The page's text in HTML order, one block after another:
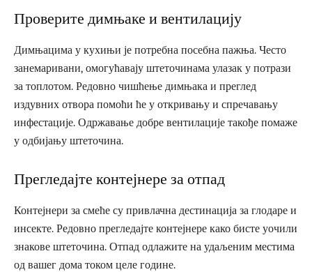
Проверите димњаке и вентилацију
Димњацима у кухињи је потребна посебна пажња. Често
занемаривани, омогућавају штеточинама улазак у потрази
за топлотом. Редовно чишћење димњака и преглед
издувних отвора помоћи ће у откривању и спречавању
инфестације. Одржавање добре вентилације такође помаже
у одбијању штеточина.
Прегледајте контејнере за отпад
Контејнери за смеће су привлачна дестинација за глодаре и
инсекте. Редовно прегледајте контејнере како бисте уочили
знакове штеточина. Отпад одлажите на удаљеним местима
од вашег дома током целе године.